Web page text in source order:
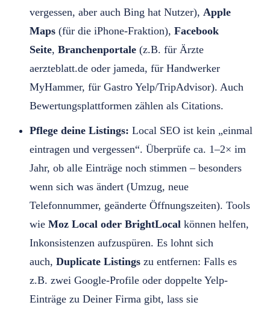
vergessen, aber auch Bing hat Nutzer), Apple
Maps (für die iPhone-Fraktion), Facebook
Seite, Branchenportale (z.B. für Ärzte
aerzteblatt.de oder jameda, für Handwerker
MyHammer, für Gastro Yelp/TripAdvisor). Auch
Bewertungsplattformen zählen als Citations.
Pflege deine Listings: Local SEO ist kein „einmal
eintragen und vergessen“. Überprüfe ca. 1–2× im
Jahr, ob alle Einträge noch stimmen – besonders
wenn sich was ändert (Umzug, neue
Telefonnummer, geänderte Öffnungszeiten). Tools
wie Moz Local oder BrightLocal können helfen,
Inkonsistenzen aufzuspüren. Es lohnt sich
auch, Duplicate Listings zu entfernen: Falls es
z.B. zwei Google-Profile oder doppelte Yelp-
Einträge zu Deiner Firma gibt, lass sie